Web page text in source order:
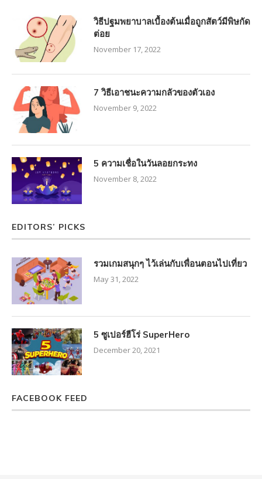
วิธีปฐมพยาบาลเบื้องต้นเมื่อถูกสัตว์มีพิษกัด
ต่อย
November 17, 2022
7 วิธีเอาชนะความกลัวของตัวเอง
November 9, 2022
5 ความเชื่อในวันลอยกระทง
November 8, 2022
EDITORS’ PICKS
รวมเกมสนุกๆ ไว้เล่นกับเพื่อนตอนไปเที่ยว
May 31, 2022
5 ซูเปอร์ฮีโร่ SuperHero
December 20, 2021
FACEBOOK FEED